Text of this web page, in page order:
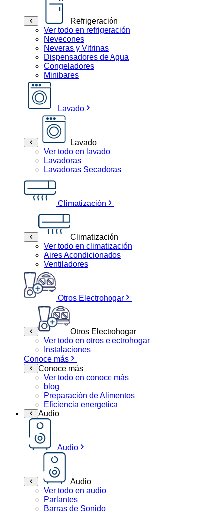
Refrigeración
Ver todo en refrigeración
Nevecones
Neveras y Vitrinas
Dispensadores de Agua
Congeladores
Minibares
Lavado
Lavado
Ver todo en lavado
Lavadoras
Lavadoras Secadoras
Climatización
Climatización
Ver todo en climatización
Aires Acondicionados
Ventiladores
Otros Electrohogar
Otros Electrohogar
Ver todo en otros electrohogar
Instalaciones
Conoce más
Conoce más
Ver todo en conoce más
blog
Preparación de Alimentos
Eficiencia energetica
Audio
Audio
Audio
Ver todo en audio
Parlantes
Barras de Sonido